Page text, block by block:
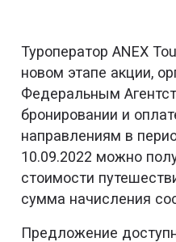
Туроператор ANEX
новом этапе акции,
Федеральным
бронировании и
направлениям в
10.09.2022 можно
стоимости
сумма начисления
Предложение